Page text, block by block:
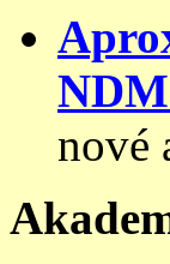
nové